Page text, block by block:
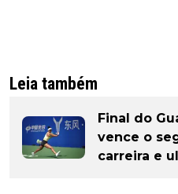
Leia também
Final do
vence o
carreira e